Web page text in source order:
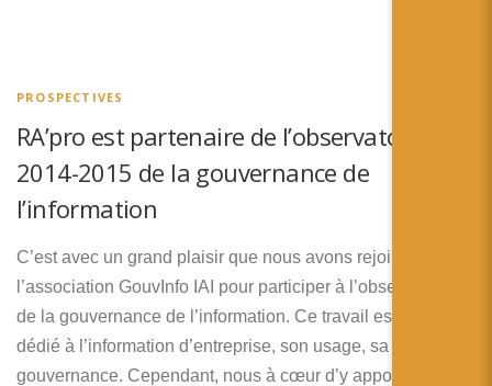
PROSPECTIVES
RA’pro est partenaire de l’observatoire
2014-2015 de la gouvernance de
l’information
C’est avec un grand plaisir que nous avons rejoint
l’association GouvInfo IAI pour participer à l’observatoire
de la gouvernance de l’information. Ce travail est plutôt
dédié à l’information d’entreprise, son usage, sa
gouvernance. Cependant, nous à cœur d’y apporter une